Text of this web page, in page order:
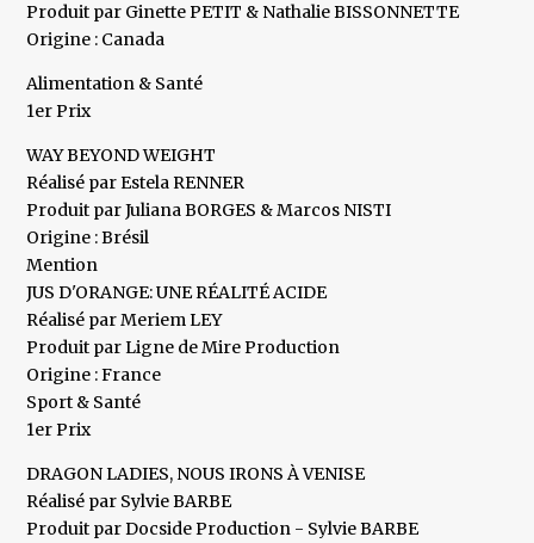
Produit par Ginette PETIT & Nathalie BISSONNETTE
Origine : Canada
Alimentation & Santé
1er Prix
WAY BEYOND WEIGHT
Réalisé par Estela RENNER
Produit par Juliana BORGES & Marcos NISTI
Origine : Brésil
Mention
JUS D'ORANGE: UNE RÉALITÉ ACIDE
Réalisé par Meriem LEY
Produit par Ligne de Mire Production
Origine : France
Sport & Santé
1er Prix
DRAGON LADIES, NOUS IRONS À VENISE
Réalisé par Sylvie BARBE
Produit par Docside Production - Sylvie BARBE